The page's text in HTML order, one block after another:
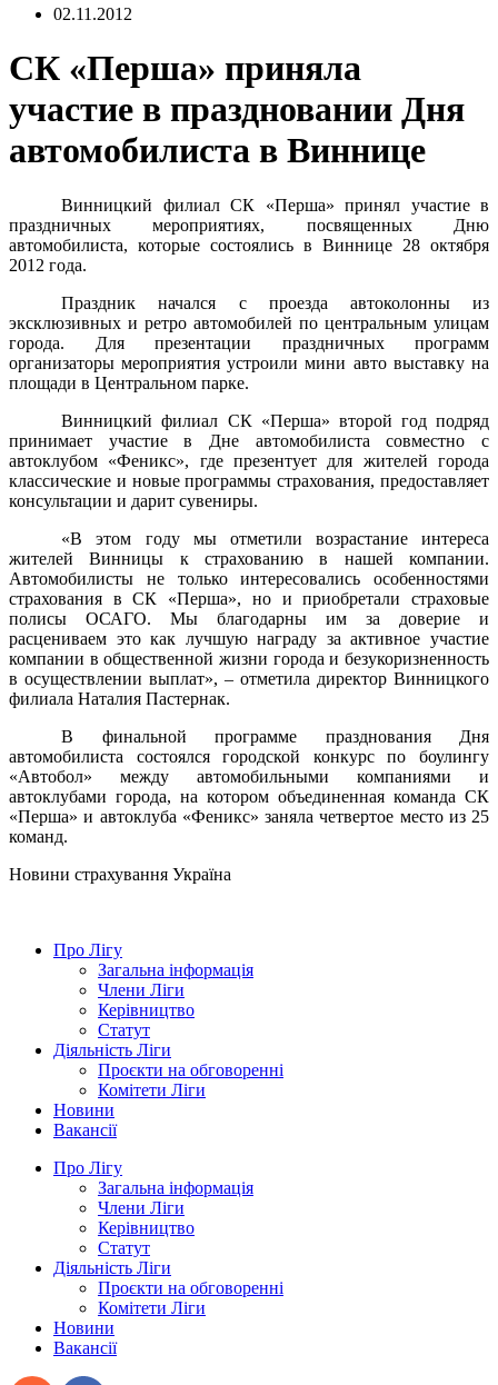
02.11.2012
СК «Перша» приняла
участие в праздновании Дня
автомобилиста в Виннице
Винницкий филиал СК «Перша» принял участие в
праздничных мероприятиях, посвященных Дню
автомобилиста, которые состоялись в Виннице 28 октября
2012 года.
Праздник начался с проезда автоколонны из
эксклюзивных и ретро автомобилей по центральным улицам
города. Для презентации праздничных программ
организаторы мероприятия устроили мини авто выставку на
площади в Центральном парке.
Винницкий филиал СК «Перша» второй год подряд
принимает участие в Дне автомобилиста совместно с
автоклубом «Феникс», где презентует для жителей города
классические и новые программы страхования, предоставляет
консультации и дарит сувениры.
«В этом году мы отметили возрастание интереса
жителей Винницы к страхованию в нашей компании.
Автомобилисты не только интересовались особенностями
страхования в СК «Перша», но и приобретали страховые
полисы ОСАГО. Мы благодарны им за доверие и
расцениваем это как лучшую награду за активное участие
компании в общественной жизни города и безукоризненность
в осуществлении выплат», – отметила директор Винницкого
филиала Наталия Пастернак.
В финальной программе празднования Дня
автомобилиста состоялся городской конкурс по боулингу
«Автобол» между автомобильными компаниями и
автоклубами города, на котором объединенная команда СК
«Перша» и автоклуба «Феникс» заняла четвертое место из 25
команд.
Новини страхування Україна
Про Лігу
Загальна інформація
Члени Ліги
Керівництво
Статут
Діяльність Ліги
Проєкти на обговоренні
Комітети Ліги
Новини
Вакансії
Про Лігу
Загальна інформація
Члени Ліги
Керівництво
Статут
Діяльність Ліги
Проєкти на обговоренні
Комітети Ліги
Новини
Вакансії